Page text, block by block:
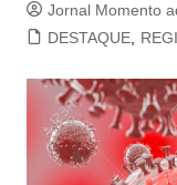
Jornal Momento
DESTAQUE,